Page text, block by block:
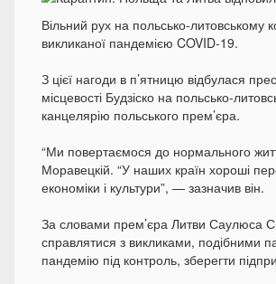
Вільний рух на польсько-литовському
викликаної пандемією COVID-19.
З цієї нагоди в п’ятницю відбулася
місцевості Будзіско на польсько-
канцелярію польського прем’єра.
“Ми повертаємося до нормального
Моравецкій. “У наших країн хороші
економіки і культури”, — зазначив він.
За словами прем’єра Литви Саулюса
справлятися з викликами, подібними
пандемію під контроль, зберегти